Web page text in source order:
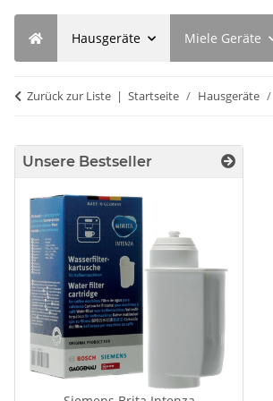
Hausgeräte Miele Geräte
Zurück zur Liste Startseite Hausgeräte
Unsere Bestseller